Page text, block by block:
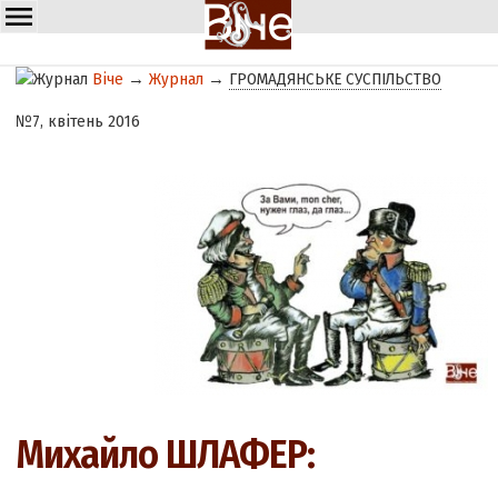
Віче →Журнал → ГРОМАДЯНСЬКЕ СУСПІЛЬСТВО
№7, квітень 2016
Михайло ШЛАФЕР: